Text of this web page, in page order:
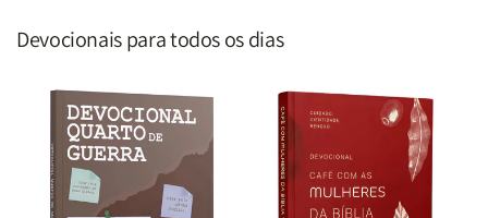
Devocionais para todos os dias